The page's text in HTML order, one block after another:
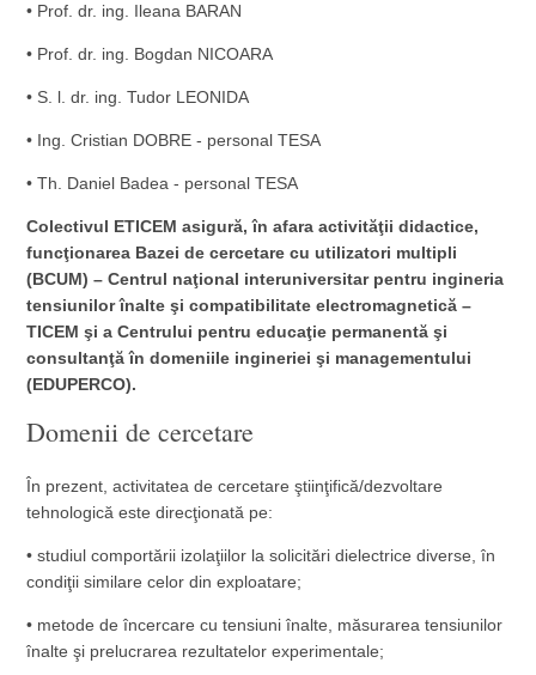
• Prof. dr. ing. Ileana BARAN
• Prof. dr. ing. Bogdan NICOARA
• S. l. dr. ing. Tudor LEONIDA
• Ing. Cristian DOBRE - personal TESA
• Th. Daniel Badea - personal TESA
Colectivul ETICEM asigură, în afara activităţii didactice,
funcţionarea Bazei de cercetare cu utilizatori multipli
(BCUM) – Centrul naţional interuniversitar pentru ingineria
tensiunilor înalte şi compatibilitate electromagnetică –
TICEM şi a Centrului pentru educaţie permanentă şi
consultanţă în domeniile ingineriei şi managementului
(EDUPERCO).
Domenii de cercetare
În prezent, activitatea de cercetare ştiinţifică/dezvoltare
tehnologică este direcţionată pe:
• studiul comportării izolaţiilor la solicitări dielectrice diverse, în
condiţii similare celor din exploatare;
• metode de încercare cu tensiuni înalte, măsurarea tensiunilor
înalte şi prelucrarea rezultatelor experimentale;